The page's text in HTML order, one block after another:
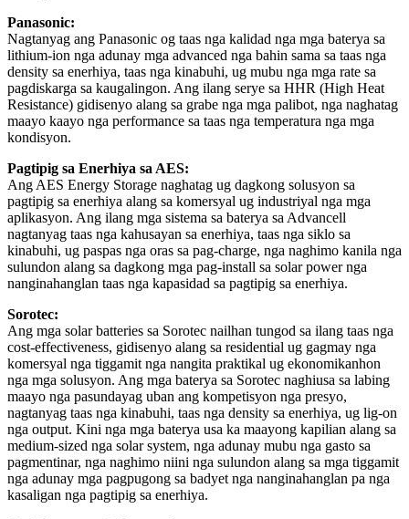
Panasonic:
Nagtanyag ang Panasonic og taas nga kalidad nga mga baterya sa
lithium-ion nga adunay mga advanced nga bahin sama sa taas nga
density sa enerhiya, taas nga kinabuhi, ug mubu nga mga rate sa
pagdiskarga sa kaugalingon. Ang ilang serye sa HHR (High Heat
Resistance) gidisenyo alang sa grabe nga mga palibot, nga naghatag
maayo kaayo nga performance sa taas nga temperatura nga mga
kondisyon.
Pagtipig sa Enerhiya sa AES:
Ang AES Energy Storage naghatag ug dagkong solusyon sa
pagtipig sa enerhiya alang sa komersyal ug industriyal nga mga
aplikasyon. Ang ilang mga sistema sa baterya sa Advancell
nagtanyag taas nga kahusayan sa enerhiya, taas nga siklo sa
kinabuhi, ug paspas nga oras sa pag-charge, nga naghimo kanila nga
sulundon alang sa dagkong mga pag-install sa solar power nga
nanginahanglan taas nga kapasidad sa pagtipig sa enerhiya.
Sorotec:
Ang mga solar batteries sa Sorotec nailhan tungod sa ilang taas nga
cost-effectiveness, gidisenyo alang sa residential ug gagmay nga
komersyal nga tiggamit nga nangita praktikal ug ekonomikanhon
nga mga solusyon. Ang mga baterya sa Sorotec naghiusa sa labing
maayo nga pasundayag uban ang kompetisyon nga presyo,
nagtanyag taas nga kinabuhi, taas nga density sa enerhiya, ug lig-on
nga output. Kini nga mga baterya usa ka maayong kapilian alang sa
medium-sized nga solar system, nga adunay mubu nga gasto sa
pagmentinar, nga naghimo niini nga sulundon alang sa mga tiggamit
nga adunay mga pagpugong sa badyet nga nanginahanglan pa nga
kasaligan nga pagtipig sa enerhiya.